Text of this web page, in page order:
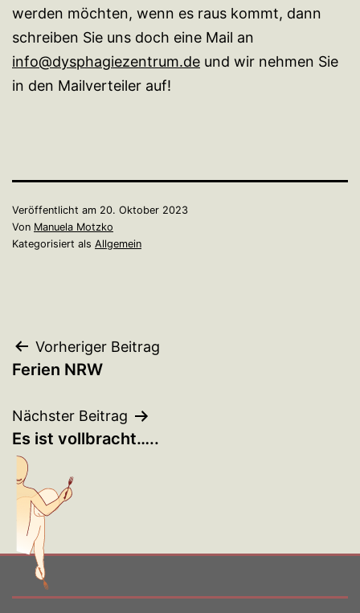
werden möchten, wenn es raus kommt, dann
schreiben Sie uns doch eine Mail an
info@dysphagiezentrum.de und wir nehmen Sie
in den Mailverteiler auf!
Veröffentlicht am 20. Oktober 2023
Von Manuela Motzko
Kategorisiert als Allgemein
Beitragsnavigation
Vorheriger Beitrag
Ferien NRW
Nächster Beitrag
Es ist vollbracht…..